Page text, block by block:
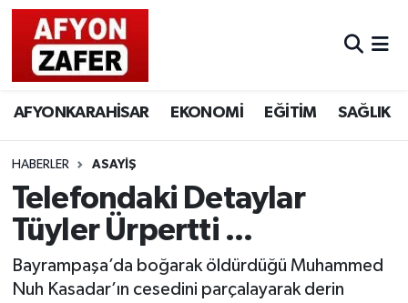
AFYONKARAHİSAR EKONOMİ EĞİTİM SAĞLIK
HABERLER ASAYİŞ
Telefondaki Detaylar
Tüyler Ürpertti ...
Bayrampaşa’da boğarak öldürdüğü Muhammed
Nuh Kasadar’ın cesedini parçalayarak derin